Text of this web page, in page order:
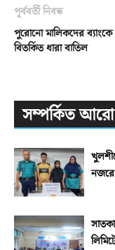
পূর্ববর্তী নিবন্ধ
পুরোনো মালিকদের
বিতর্কিত ধারা বাতিল
সম্পর্কিত
নজরে